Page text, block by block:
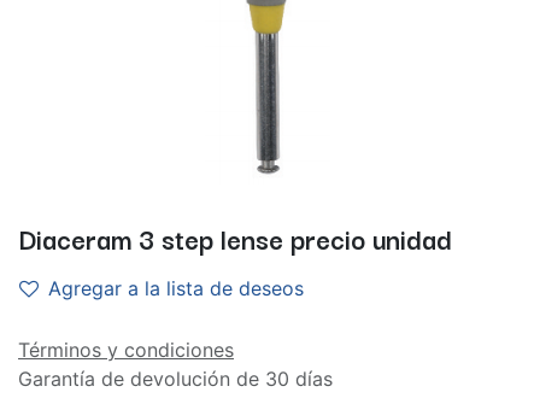
Diaceram 3 step lense precio unidad
Agregar a la lista de deseos
Términos y condiciones
Garantía de devolución de 30 días